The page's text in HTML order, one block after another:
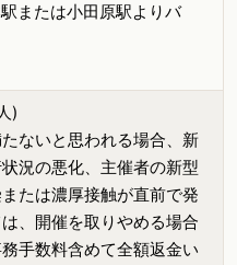
または小田原駅よりバ
)
ないと思われる場合、新
況の悪化、主催者の新型
たは濃厚接触が直前で発
、開催を取りやめる場合
手数料含めて全額返金い